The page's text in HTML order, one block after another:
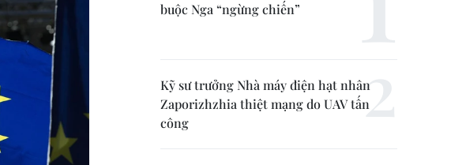
buộc Nga “ngừng chiến”
Kỹ sư trưởng Nhà máy điện hạt nhân
Zaporizhzhia thiệt mạng do UAV tấn
công